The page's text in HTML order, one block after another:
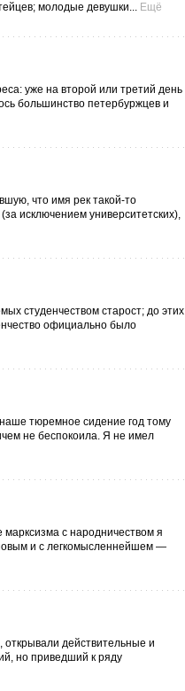
молодые девушки... Ещё
уже на второй или третий день
большинство петербуржцев и
что имя рек такой-то
исключением университетских),
студенчеством старост; до этих
официально было
тюремное сидение год тому
не беспокоила. Я не имел
с народничеством я
и с легкомысленнейшем —
открывали действительные и
но приведший к ряду